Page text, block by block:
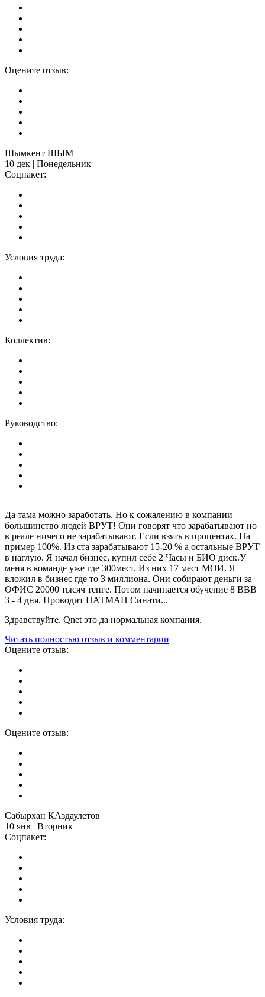
Оцените отзыв:
Шымкент ШЫМ
10 дек | Понедельник
Соцпакет:
Условия труда:
Коллектив:
Руководство:
Да тама можно заработать. Но к сожалению в компании
большинство людей ВРУТ! Они говорят что зарабатывают но
в реале ничего не зарабатывают. Если взять в процентах. На
пример 100%. Из ста зарабатывают 15-20 % а остальные ВРУТ
в наглую. Я начал бизнес, купил себе 2 Часы и БИО диск.У
меня в команде уже где 300мест. Из них 17 мест МОИ. Я
вложил в бизнес где то 3 миллиона. Они собирают деньги за
ОФИС 20000 тысяч тенге. Потом начинается обучение 8 ВВВ
3 - 4 дня. Проводит ПАТМАН Синати...
Здравствуйте. Qnet это да нормальная компания.
Читать полностью отзыв и комментарии
Оцените отзыв:
Оцените отзыв:
Сабырхан КАздаулетов
10 янв | Вторник
Соцпакет:
Условия труда: